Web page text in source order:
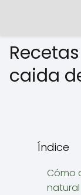
caida
Índice
Cómo
natural